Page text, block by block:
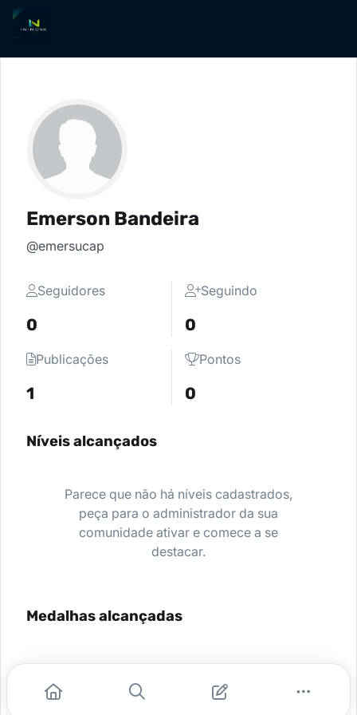
Emerson Bandeira
@emersucap
Seguidores
0
Seguindo
0
Publicações
1
Pontos
0
Níveis alcançados
Parece que não há níveis cadastrados,
peça para o administrador da sua
comunidade ativar e comece a se
destacar.
Medalhas alcançadas
Nenhuma medalha encontrada